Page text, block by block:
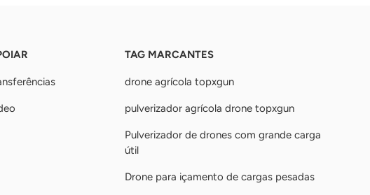
TAG MARCANTES
drone agrícola topxgun
pulverizador agrícola drone topxgun
Pulverizador de drones com grande carga
útil
Drone para içamento de cargas pesadas